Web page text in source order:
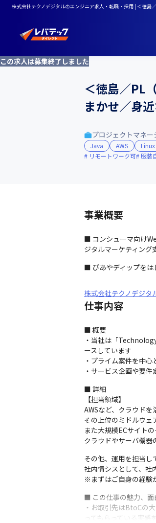
株式会社テクノデジタルのエンジニア求人・転職・採用 | ＜徳
この求人は募集終了しました
＜徳島／PL
まかせ／身
プロジェクトマネー
Java AWS
Linux
リモートワーク可 服装
事業概要
■ コンシューマ向け
ジタルマーケティング
■ ぴあやディップをは
株式会社テクノデジタ
仕事内容
■ 概要
・当社は「
ースしています
・プライム案件を中
・サービス企画や要
■ 詳細
【担当領域】
AWSなど、クラウド
その上位のミドルウェ
また大規模ECサイト
クラウドやサーバ機器
その他、運用を担当し
社内情シスとして、社
※まずはご自身の経験
■ この仕事の魅力、面
・お取引先はBtoCの
ってもらっている実